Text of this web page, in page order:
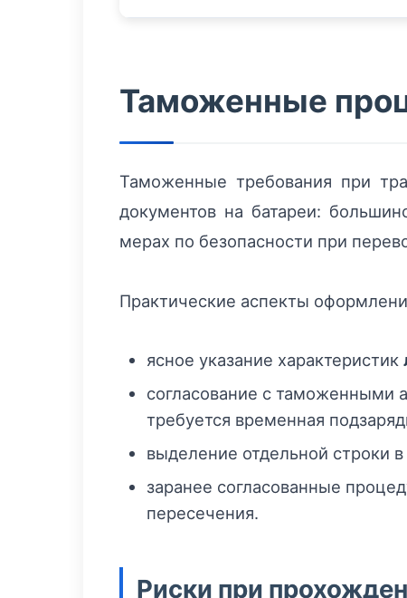
Таможенные
Таможенные требования при
документов на батареи:
мерах по безопасности при
Практические аспекты
ясное указание характеристик
согласование с таможенными
требуется временная
выделение отдельной строки
заранее согласованные
пересечения.
Риски при